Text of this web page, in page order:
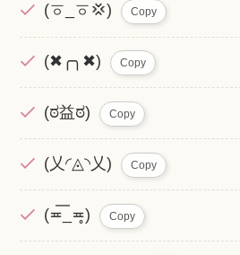
(ㆆ_ㆆ💢) Copy
(✖╭╮✖) Copy
(ಠ益ಠ) Copy
(乂◜◬◝乂) Copy
(≖͞_≖̥) Copy